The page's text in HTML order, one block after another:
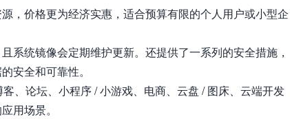
，价格更为经济实惠，适合预算有限的个人用户或小型企
系统镜像会定期维护更新。还提供了一系列的安全措施，
安全和可靠性。
、论坛、小程序 / 小游戏、电商、云盘 / 图床、云端开发
用场景。